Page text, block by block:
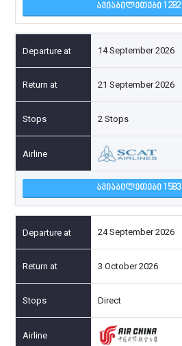
ᲐᲕᲘᲐᲑᲘᲚᲔᲗᲔᲑᲘ 1 282
14 September 2026
21 September 2026
2 Stops
ᲐᲕᲘᲐᲑᲘᲚᲔᲗᲔᲑᲘ 1 583
24 September 2026
3 October 2026
Direct